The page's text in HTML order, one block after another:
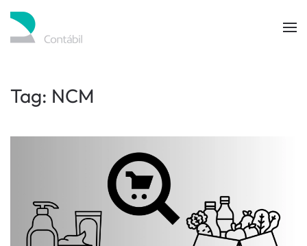
Skip to main content
Tag: NCM